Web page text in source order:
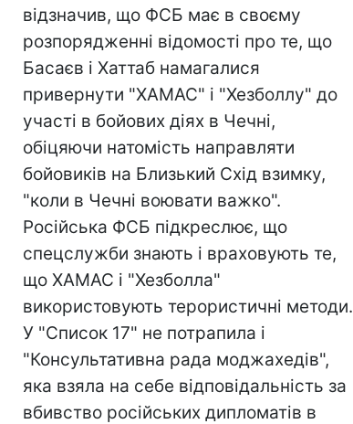
відзначив, що ФСБ має в своєму
розпорядженні відомості про те, що
Басаєв і Хаттаб намагалися
привернути "ХАМАС" і "Хезболлу" до
участі в бойових діях в Чечні,
обіцяючи натомість направляти
бойовиків на Близький Схід взимку,
"коли в Чечні воювати важко".
Російська ФСБ підкреслює, що
спецслужби знають і враховують те,
що ХАМАС і "Хезболла"
використовують терористичні методи.
У "Список 17" не потрапила і
"Консультативна рада моджахедів",
яка взяла на себе відповідальність за
вбивство російських дипломатів в